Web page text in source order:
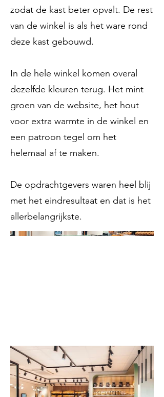
zodat de kast beter opvalt. De rest
van de winkel is als het ware rond
deze kast gebouwd.
In de hele winkel komen overal
dezelfde kleuren terug. Het mint
groen van de website, het hout
voor extra warmte in de winkel en
een patroon tegel om het
helemaal af te maken.
De opdrachtgevers waren heel blij
met het eindresultaat en dat is het
allerbelangrijkste.